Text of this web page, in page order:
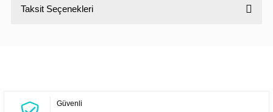
Taksit Seçenekleri
Güvenli